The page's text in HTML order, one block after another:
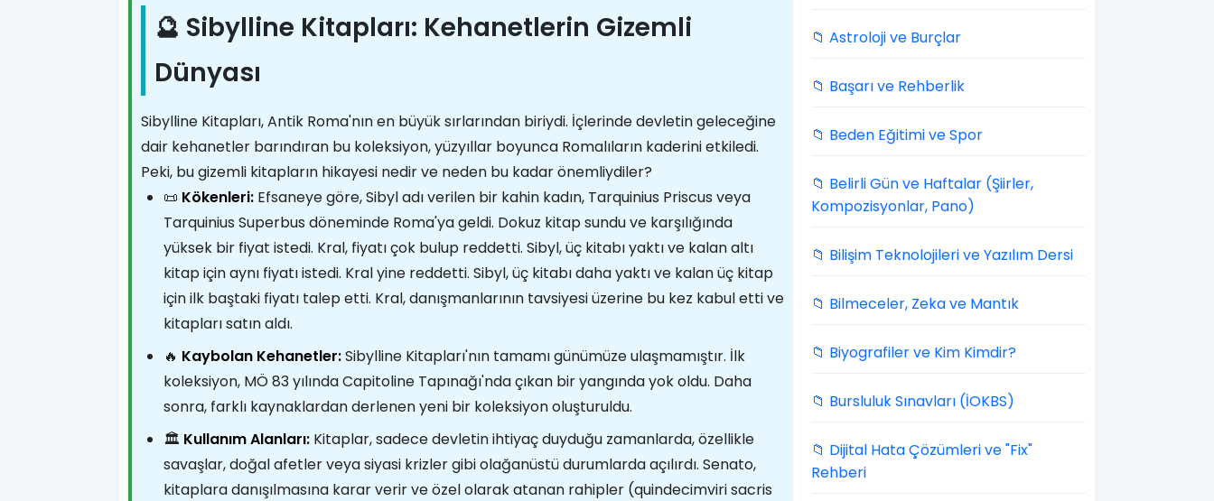
🔮 Sibylline Kitapları: Kehanetlerin Gizemli
Dünyası
Sibylline Kitapları, Antik Roma'nın en büyük sırlarından biriydi. İçlerinde devletin geleceğine
dair kehanetler barındıran bu koleksiyon, yüzyıllar boyunca Romalıların kaderini etkiledi.
Peki, bu gizemli kitapların hikayesi nedir ve neden bu kadar önemliydiler?
📜 Kökenleri: Efsaneye göre, Sibyl adı verilen bir kahin kadın, Tarquinius Priscus veya
Tarquinius Superbus döneminde Roma'ya geldi. Dokuz kitap sundu ve karşılığında
yüksek bir fiyat istedi. Kral, fiyatı çok bulup reddetti. Sibyl, üç kitabı yaktı ve kalan altı
kitap için aynı fiyatı istedi. Kral yine reddetti. Sibyl, üç kitabı daha yaktı ve kalan üç kitap
için ilk baştaki fiyatı talep etti. Kral, danışmanlarının tavsiyesi üzerine bu kez kabul etti ve
kitapları satın aldı.
🔥 Kaybolan Kehanetler:Sibylline Kitapları'nın tamamı günümüze ulaşmamıştır. İlk
koleksiyon, MÖ 83 yılında Capitoline Tapınağı'nda çıkan bir yangında yok oldu. Daha
sonra, farklı kaynaklardan derlenen yeni bir koleksiyon oluşturuldu.
🏛️ Kullanım Alanları: Kitaplar, sadece devletin ihtiyaç duyduğu zamanlarda, özellikle
savaşlar, doğal afetler veya siyasi krizler gibi olağanüstü durumlarda açılırdı. Senato,
kitaplara danışılmasına karar verir ve özel olarak atanan rahipler (quindecimviri sacris
📁 Astroloji ve Burçlar
📁 Başarı ve Rehberlik
📁 Beden Eğitimi ve Spor
📁 Belirli Gün ve Haftalar (Şiirler,
Kompozisyonlar, Pano)
📁 Bilişim Teknolojileri ve Yazılım Dersi
📁 Bilmeceler, Zeka ve Mantık
📁 Biyografiler ve Kim Kimdir?
📁 Bursluluk Sınavları (İOKBS)
📁 Dijital Hata Çözümleri ve "Fix"
Rehberi